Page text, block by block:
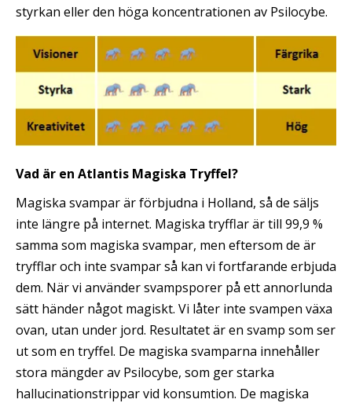
styrkan eller den höga koncentrationen av Psilocybe.
Vad är en Atlantis Magiska Tryffel?
Magiska svampar är förbjudna i Holland, så de säljs
inte längre på internet. Magiska tryfflar är till 99,9 %
samma som magiska svampar, men eftersom de är
tryfflar och inte svampar så kan vi fortfarande erbjuda
dem. När vi använder svampsporer på ett annorlunda
sätt händer något magiskt. Vi låter inte svampen växa
ovan, utan under jord. Resultatet är en svamp som ser
ut som en tryffel. De magiska svamparna innehåller
stora mängder av Psilocybe, som ger starka
hallucinationstrippar vid konsumtion. De magiska